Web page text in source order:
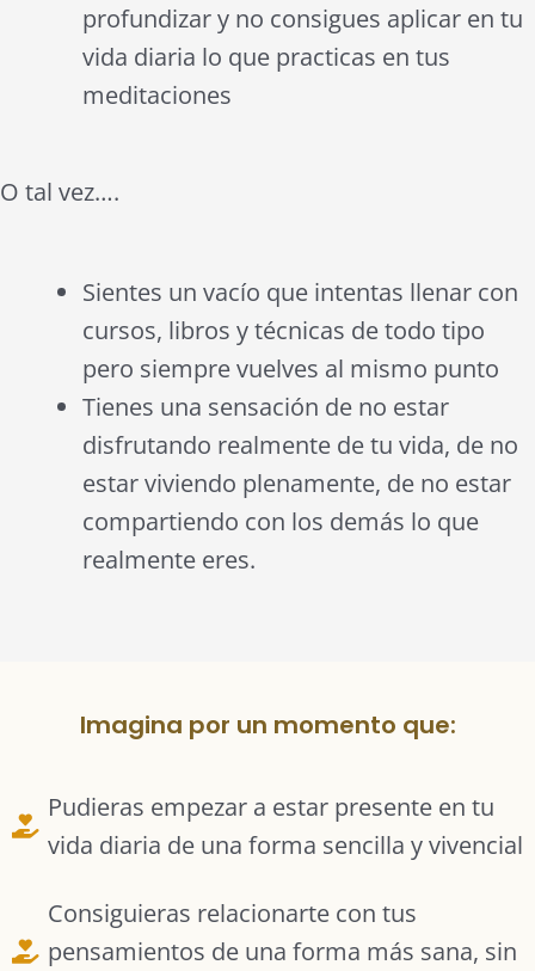
profundizar y no consigues aplicar en tu
vida diaria lo que practicas en tus
meditaciones
O tal vez….
Sientes un vacío que intentas llenar con
cursos, libros y técnicas de todo tipo
pero siempre vuelves al mismo punto
Tienes una sensación de no estar
disfrutando realmente de tu vida, de no
estar viviendo plenamente, de no estar
compartiendo con los demás lo que
realmente eres.
Imagina por un momento que:
Pudieras empezar a estar presente en tu
vida diaria de una forma sencilla y vivencial
Consiguieras relacionarte con tus
pensamientos de una forma más sana, sin